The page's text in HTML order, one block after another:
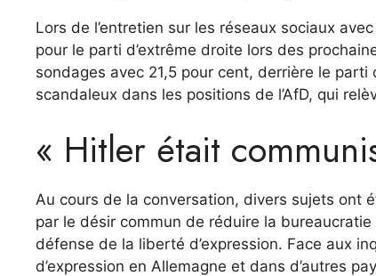
Lors de l’entretien sur les réseaux sociaux
pour le parti d’extrême droite lors des
sondages avec 21,5 pour cent, derrière le parti
scandaleux dans les positions de l’AfD, qui
« Hitler était
Au cours de la conversation, divers sujets ont
par le désir commun de réduire la bureaucratie
défense de la liberté d’expression. Face aux
d’expression en Allemagne et dans d’autres